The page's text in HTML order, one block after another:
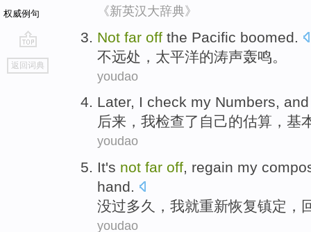
权威例句
go
top
返回词典
《新英汉大辞典》
Not far off the Pacific boomed
不远处 ， 太平洋的涛声轰鸣 。
youdao
Later, I check my Numbers,
后来 ， 我检查了自己的估算 ，基
youdao
It's not far off, regain my
hand.
没过多久 ， 我就重新恢复镇定 ，
youdao